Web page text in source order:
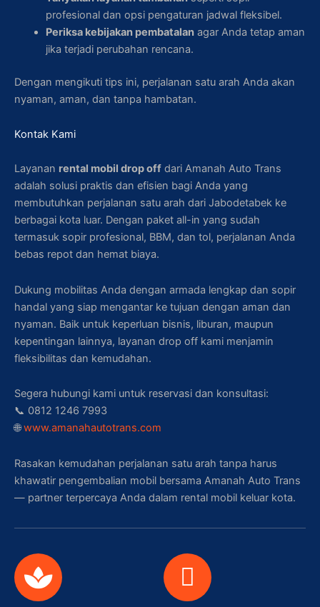
profesional dan opsi pengaturan jadwal fleksibel.
Periksa kebijakan pembatalanagar Anda tetap aman
jika terjadi perubahan rencana.
Dengan mengikuti tips ini, perjalanan satu arah Anda akan
nyaman, aman, dan tanpa hambatan.
Kontak Kami
Layanan rental mobil drop off dari Amanah Auto Trans
adalah solusi praktis dan efisien bagi Anda yang
membutuhkan perjalanan satu arah dari Jabodetabek ke
berbagai kota luar. Dengan paket all-in yang sudah
termasuk sopir profesional, BBM, dan tol, perjalanan Anda
bebas repot dan hemat biaya.
Dukung mobilitas Anda dengan armada lengkap dan sopir
handal yang siap mengantar ke tujuan dengan aman dan
nyaman. Baik untuk keperluan bisnis, liburan, maupun
kepentingan lainnya, layanan drop off kami menjamin
fleksibilitas dan kemudahan.
Segera hubungi kami untuk reservasi dan konsultasi:
📞 0812 1246 7993
🌐www.amanahautotrans.com
Rasakan kemudahan perjalanan satu arah tanpa harus
khawatir pengembalian mobil bersama Amanah Auto Trans
— partner terpercaya Anda dalam rental mobil keluar kota.